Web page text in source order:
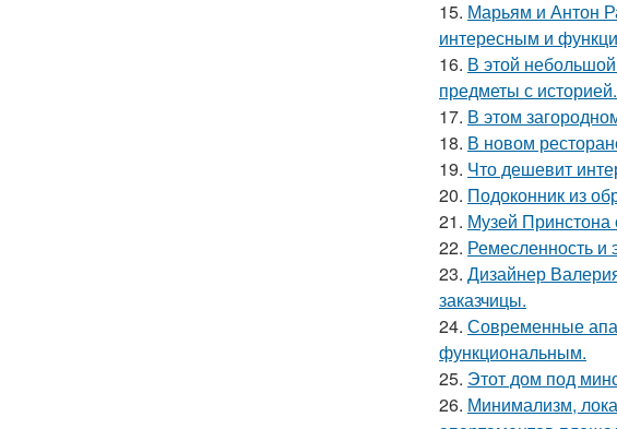
15. Марьям и Антон
интересным и
16. В этой
предметы с историей.
17. В этом
18. В новом
19. Что дешевит
20. Подоконник из
21. Музей Принстона
22. Ремесленность и
23. Дизайнер
заказчицы.
24. Современные
функциональным.
25. Этот дом под
26. Минимализм,